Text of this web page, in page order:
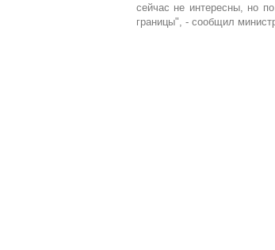
сейчас не интересны, но
границы", - сообщил